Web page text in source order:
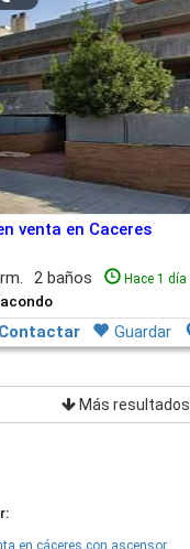
venta en Caceres
2 baños Hace 1 día
Contactar Guardar
Más resultados
en cáceres con ascensor